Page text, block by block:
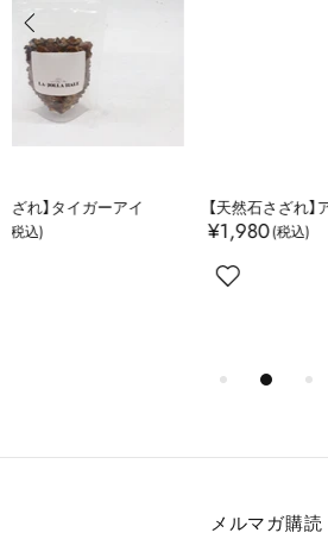
【天然石さざれ】アメシスト
¥1,980
【ホー
ィック
メルマガ購読